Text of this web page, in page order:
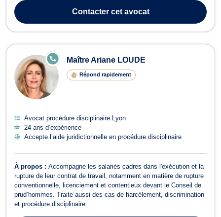
Contactercet avocat
Maître Ariane LOUDE
Répond rapidement
E
N
E
Avocat procédure disciplinaire Lyon
24 ans d’expérience
Accepte l’aide juridictionnelle en procédure disciplinaire
À propos : Accompagne les salariés cadres dans l'exécution et la
rupture de leur contrat de travail, notamment en matière de rupture
conventionnelle, licenciement et contentieux devant le Conseil de
prud’hommes. Traite aussi des cas de harcèlement, discrimination
et procédure disciplinaire.